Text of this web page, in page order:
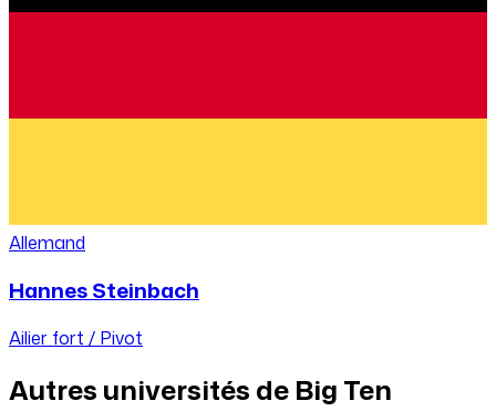
Allemand
Hannes Steinbach
Ailier fort / Pivot
Autres universités de Big Ten